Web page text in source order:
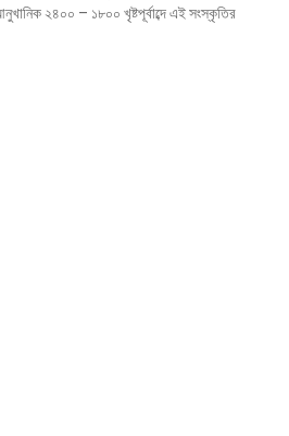
২৪০০ – ১৮০০ খৃষ্টপূর্বাব্দে এই সংস্কৃতির